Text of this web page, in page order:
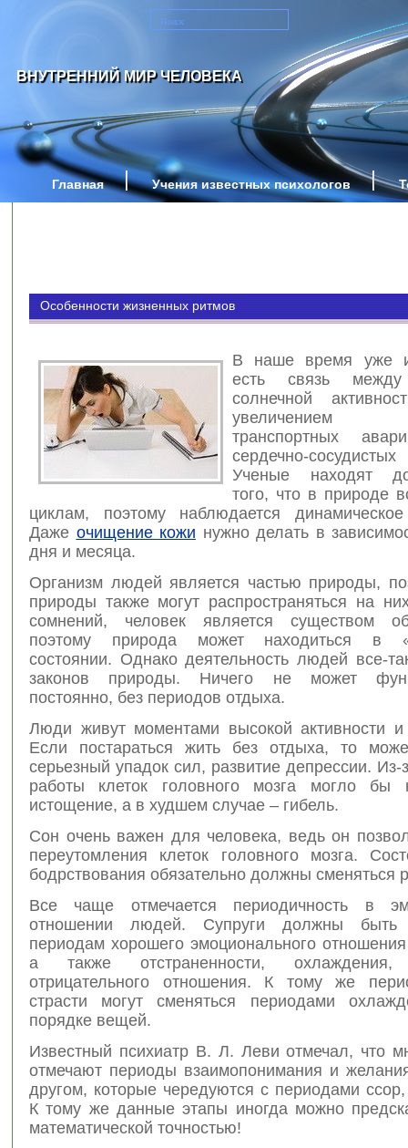
ВНУТРЕННИЙ МИР ЧЕЛОВЕКА
Главная Учения известных психологов
Особенности жизненных ритмов
В наше время уже
есть связь
солнечной
увеличением
транспортных
сердечно-сосудистых
Ученые находят
того, что в природе
циклам, поэтому наблюдается
Даже очищение кожи нужно делать в
дня и месяца.
Организм людей является частью природы,
природы также могут распространяться на
сомнений, человек является существом
поэтому природа может находиться в
состоянии. Однако деятельность людей все-
законов природы. Ничего не может
постоянно, без периодов отдыха.
Люди живут моментами высокой активности и
Если постараться жить без отдыха, то
серьезный упадок сил, развитие депрессии. Из-
работы клеток головного мозга могло бы
истощение, а в худшем случае – гибель.
Сон очень важен для человека, ведь он
переутомления клеток головного мозга.
бодрствования обязательно должны сменяться
Все чаще отмечается периодичность в
отношении людей. Супруги должны быть
периодам хорошего эмоционального отношения
а также отстраненности,
отрицательного отношения. К тому же
страсти могут сменяться периодами
порядке вещей.
Известный психиатр В. Л. Леви отмечал, что
отмечают периоды взаимопонимания и
другом, которые чередуются с периодами ссор,
К тому же данные этапы иногда можно
математической точностью!